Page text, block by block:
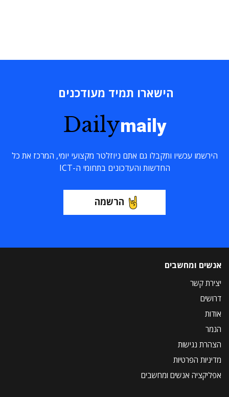
הישארו תמיד מעודכנים
Dailymaily
הירשמו עכשיו ותקבלו גם אתם ניוזלטר מקצועי יומי, המרכז את כל
החדשות והעדכונים בתחומי ה-ICT
הרשמה
אנשים ומחשבים
יצירת קשר
דרושים
אודות
הנמר
הצהרת נגישות
מדיניות הפרטיות
אפליקציה אנשים ומחשבים